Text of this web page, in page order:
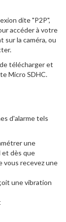
dite "P2P",
accéder à votre
sur la caméra, ou
télécharger et
Micro SDHC.
d'alarme tels
une
et dès que
vous recevez une
une vibration